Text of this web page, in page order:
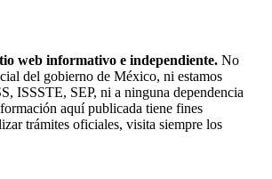
web informativo e independiente. No
del gobierno de México, ni estamos
ISSSTE, SEP, ni a ninguna dependencia
aquí publicada tiene fines
trámites oficiales, visita siempre los